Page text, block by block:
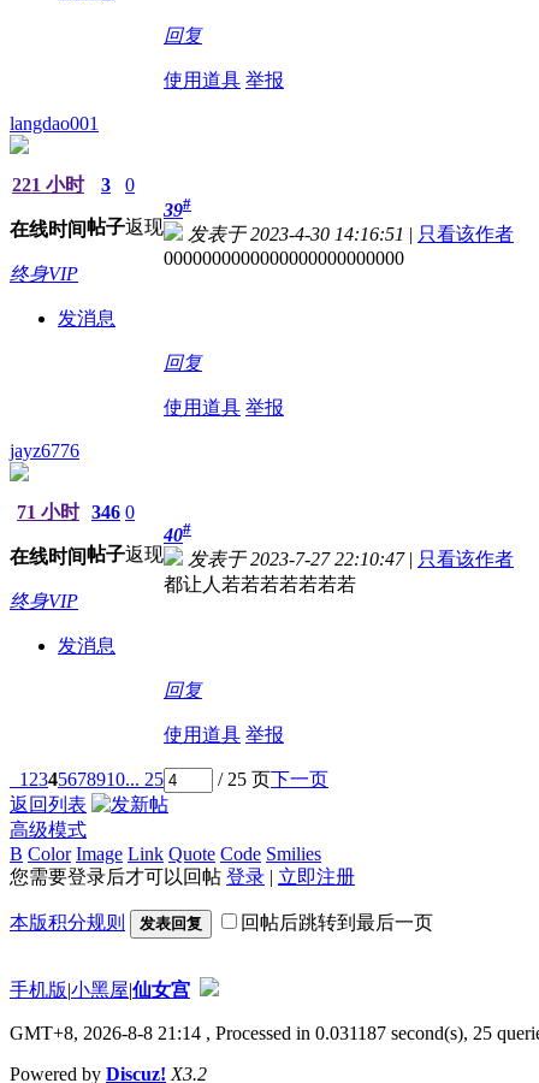
回复
使用道具 举报
langdao001
221 小时
在线时间
3
帖子
0
返现
终身VIP
发消息
39#
发表于 2023-4-30 14:16:51 | 只看该作者
0000000000000000000000000
回复
使用道具 举报
jayz6776
71 小时
在线时间
346
帖子
0
返现
终身VIP
发消息
40#
发表于 2023-7-27 22:10:47 | 只看该作者
都让人若若若若若若若
回复
使用道具 举报
1 2345678910... 25 / 25 页下一页
返回列表
高级模式
B Color Image Link Quote Code Smilies
您需要登录后才可以回帖 登录 | 立即注册
本版积分规则 发表回复 回帖后跳转到最后一页
手机版|小黑屋|仙女宫
GMT+8, 2026-8-8 21:14 , Processed in 0.031187 second(s), 25
Powered by Discuz! X3.2